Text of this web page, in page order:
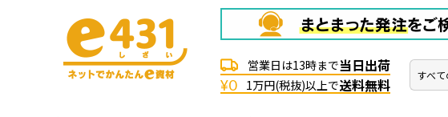
営業日は13時まで当日出荷
¥0 1万円(税抜)以上で送料無料